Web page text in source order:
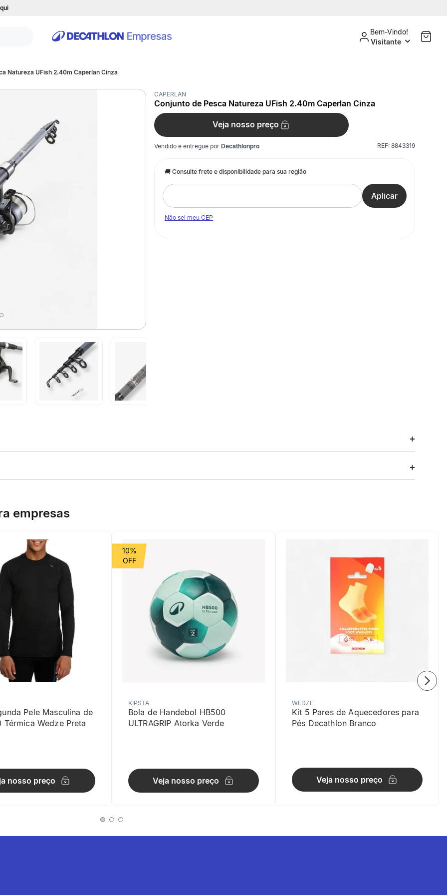
Bem-Vindo!
Visitante
Natureza UFish 2.40m Caperlan Cinza
CAPERLAN
Conjunto de Pesca Natureza UFish 2.40m Caperlan Cinza
Veja nosso preço
Vendido e entregue porDecathlonpro REF: 8843319
Não sei meu CEP
irá com você para qualquer lugar graças ao tamanho compacto
empresas
Pele Masculina de
Térmica Wedze Preta
nosso preço
KIPSTA
Bola de Handebol HB500
ULTRAGRIP Atorka Verde
10%
Veja nosso preço
WEDZE
Kit 5 Pares de Aquecedores para
Pés Decathlon Branco
Veja nosso preço